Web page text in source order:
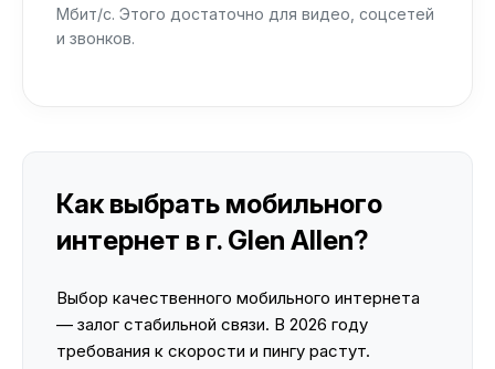
Мбит/с. Этого достаточно для видео, соцсетей
и звонков.
Как выбрать мобильного
интернет в г. Glen Allen?
Выбор качественного мобильного интернета
— залог стабильной связи. В 2026 году
требования к скорости и пингу растут.